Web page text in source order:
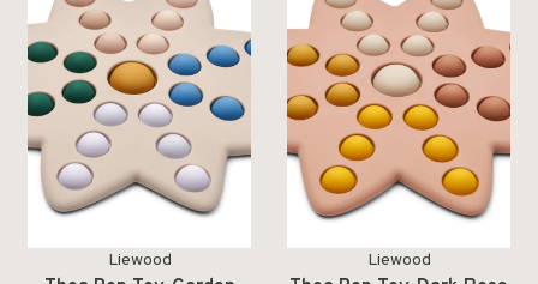
Liewood Liewood